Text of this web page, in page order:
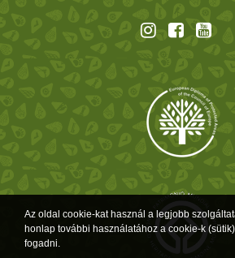
Az oldal cookie-kat használ a legjobb
honlap további használatához a cookie-k
fogadni.